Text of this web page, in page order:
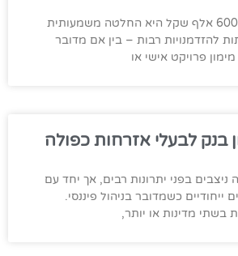
הלוואה בסכום של 600 אלף שקל היא החלטה משמעותית
להזדמנויות רבות – בין אם מדובר
פרויקט אישי או
בנק לבעלי אזרחות כפולה
ניצבים בפני יתרונות רבים, אך יחד עם
ייחודיים כשמדובר בניהול פיננסי.
בשתי מדינות או יותר,